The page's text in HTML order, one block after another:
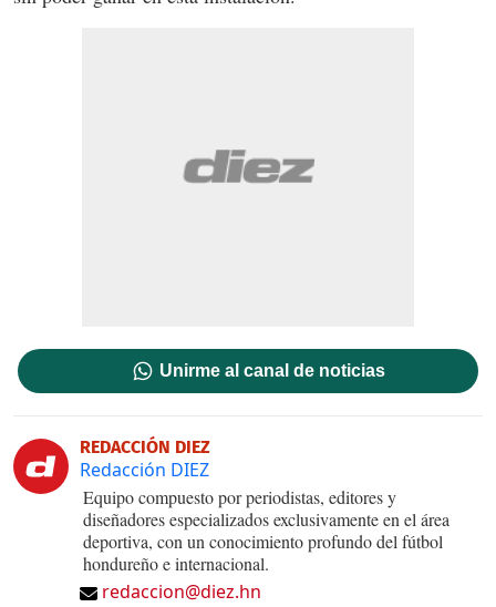
Unirme al canal de noticias
REDACCIÓN DIEZ
Redacción DIEZ
Equipo compuesto por periodistas, editores y
diseñadores especializados exclusivamente en el área
deportiva, con un conocimiento profundo del fútbol
hondureño e internacional.
redaccion@diez.hn